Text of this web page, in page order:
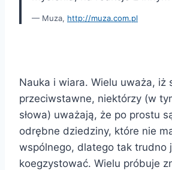
Muza, http://muza.com.pl
Nauka i wiara. Wielu uważa, iż
przeciwstawne, niektórzy (w
słowa) uważają, że po prostu
odrębne dziedziny, które nie
wspólnego, dlatego tak trudno
koegzystować. Wielu próbuje